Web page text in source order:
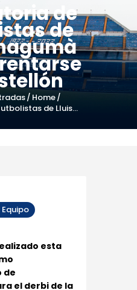
de
de
Home
de Lluis...
Equipo
esta
de
el derbi de la